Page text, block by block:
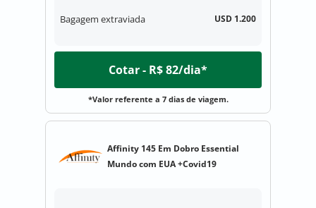
Bagagem extraviada USD 1.200
Cotar - R$ 82/dia*
*Valor referente a 7 dias de viagem.
Affinity 145 Em Dobro Essential
Mundo com EUA +Covid19